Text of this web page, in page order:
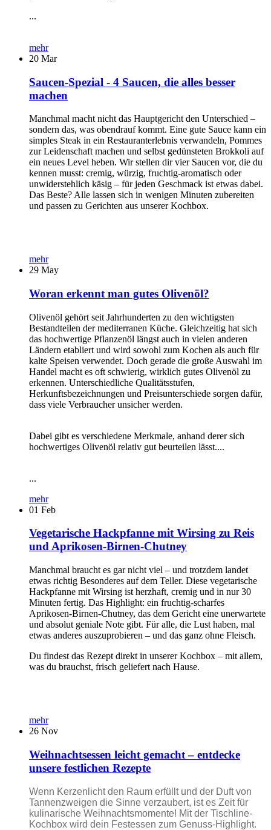
...
mehr
20 Mar
Saucen-Spezial - 4 Saucen, die alles besser
machen
Manchmal macht nicht das Hauptgericht den Unterschied –
sondern das, was obendrauf kommt. Eine gute Sauce kann ein
simples Steak in ein Restauranterlebnis verwandeln, Pommes
zur Leidenschaft machen und selbst gedünsteten Brokkoli auf
ein neues Level heben. Wir stellen dir vier Saucen vor, die du
kennen musst: cremig, würzig, fruchtig-aromatisch oder
unwiderstehlich käsig – für jeden Geschmack ist etwas dabei.
Das Beste? Alle lassen sich in wenigen Minuten zubereiten
und passen zu Gerichten aus unserer Kochbox.
mehr
29 May
Woran erkennt man gutes Olivenöl?
Olivenöl gehört seit Jahrhunderten zu den wichtigsten
Bestandteilen der mediterranen Küche. Gleichzeitig hat sich
das hochwertige Pflanzenöl längst auch in vielen anderen
Ländern etabliert und wird sowohl zum Kochen als auch für
kalte Speisen verwendet. Doch gerade die große Auswahl im
Handel macht es oft schwierig, wirklich gutes Olivenöl zu
erkennen. Unterschiedliche Qualitätsstufen,
Herkunftsbezeichnungen und Preisunterschiede sorgen dafür,
dass viele Verbraucher unsicher werden.
Dabei gibt es verschiedene Merkmale, anhand derer sich
hochwertiges Olivenöl relativ gut beurteilen lässt....
...
mehr
01 Feb
Vegetarische Hackpfanne mit Wirsing zu Reis
und Aprikosen-Birnen-Chutney
Manchmal braucht es gar nicht viel – und trotzdem landet
etwas richtig Besonderes auf dem Teller. Diese vegetarische
Hackpfanne mit Wirsing ist herzhaft, cremig und in nur 30
Minuten fertig. Das Highlight: ein fruchtig-scharfes
Aprikosen-Birnen-Chutney, das dem Gericht eine unerwartete
und absolut geniale Note gibt. Für alle, die Lust haben, mal
etwas anderes auszuprobieren – und das ganz ohne Fleisch.
Du findest das Rezept direkt in unserer Kochbox – mit allem,
was du brauchst, frisch geliefert nach Hause.
mehr
26 Nov
Weihnachtsessen leicht gemacht – entdecke
unsere festlichen Rezepte
Wenn Kerzenlicht den Raum erfüllt und der Duft von
Tannenzweigen die Sinne verzaubert, ist es Zeit für
kulinarische Weihnachtsmomente! Mit der Tischline-
Kochbox wird dein Festessen zum Genuss-Highlight.